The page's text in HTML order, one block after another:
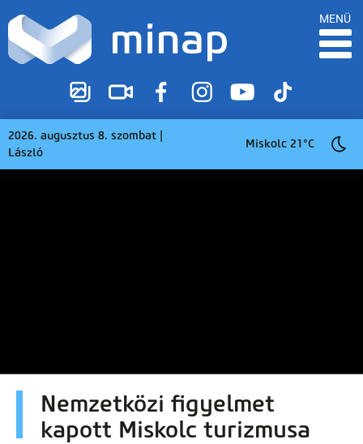
MENÜ
2026. augusztus 8. szombat |
László
Miskolc 21°C
Nemzetközi figyelmet
kapott Miskolc turizmusa